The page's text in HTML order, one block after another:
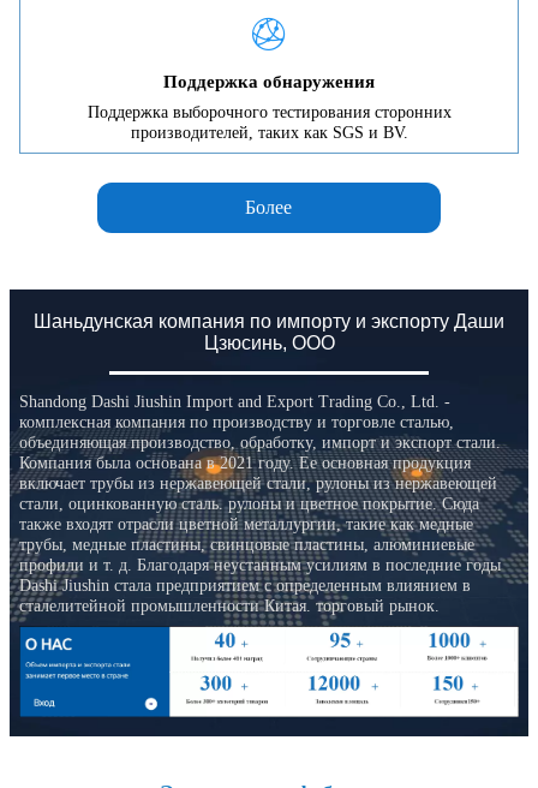

Поддержка обнаружения
Поддержка выборочного тестирования сторонних
производителей, таких как SGS и BV.
Более
Шаньдунская компания по импорту и экспорту Даши
Цзюсинь, ООО
Shandong Dashi Jiushin Import and Export Trading Co., Ltd. -
комплексная компания по производству и торговле сталью,
объединяющая производство, обработку, импорт и экспорт стали.
Компания была основана в 2021 году. Ее основная продукция
включает трубы из нержавеющей стали, рулоны из нержавеющей
стали, оцинкованную сталь. рулоны и цветное покрытие. Сюда
также входят отрасли цветной металлургии, такие как медные
трубы, медные пластины, свинцовые пластины, алюминиевые
профили и т. д. Благодаря неустанным усилиям в последние годы
Dashi Jiushin стала предприятием с определенным влиянием в
сталелитейной промышленности Китая. торговый рынок.